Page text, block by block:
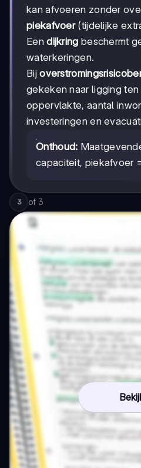
kan afvoeren zonder
piekafvoer(tijdelijke
Eendijkring beschermt
waterkeringen.
Bij
gekeken naar ligging
oppervlakte, aantal
investeringen en
Onthoud:
capaciteit, piekafvoer
3 of 3